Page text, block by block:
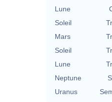
Lune
Soleil
Mars
Soleil
Lune
Neptune
Uranus